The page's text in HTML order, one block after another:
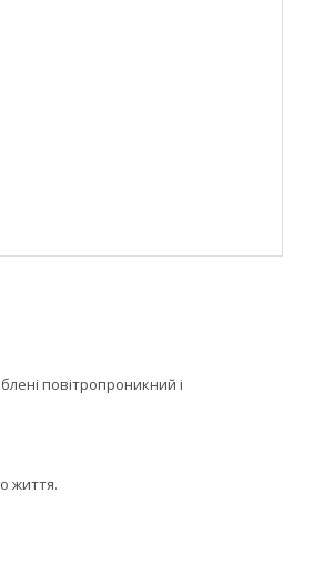
повітропроникний і
життя.